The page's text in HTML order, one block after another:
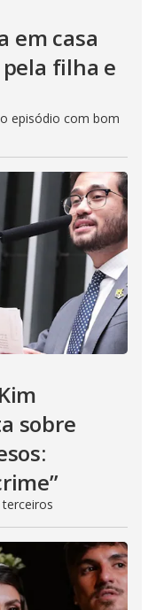
em casa
filha e
episódio com bom
sobre